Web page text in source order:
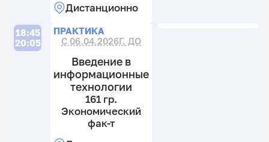
Дистанционно
18:45
20:05
ПРАКТИКА
С 06.04.2026Г. ДО
Введение в
информационные
технологии
161 гр.
Экономический
фак-т